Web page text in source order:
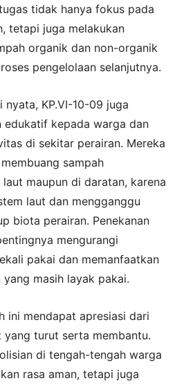
tidak hanya fokus pada
tetapi juga melakukan
organik dan non-organik
pengelolaan selanjutnya.
nyata, KP.VI-10-09 juga
edukatif kepada warga dan
di sekitar perairan. Mereka
sampah
maupun di daratan, karena
laut dan mengganggu
biota perairan. Penekanan
mengurangi
pakai dan memanfaatkan
masih layak pakai.
ini mendapat apresiasi dari
yang turut serta membantu.
di tengah-tengah warga
rasa aman, tetapi juga